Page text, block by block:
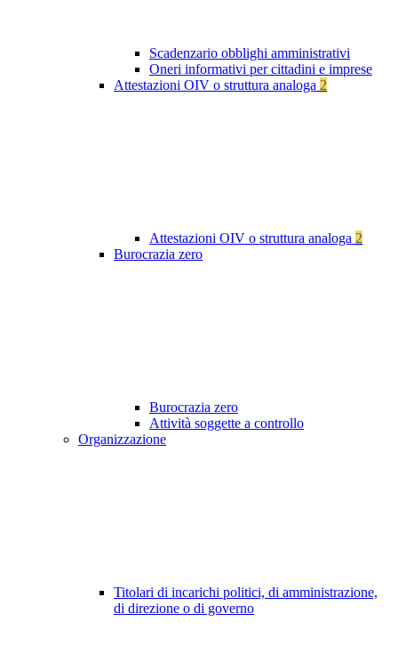
Scadenzario obblighi amministrativi
Oneri informativi per cittadini e imprese
Attestazioni OIV o struttura analoga 2
Attestazioni OIV o struttura analoga 2
Burocrazia zero
Burocrazia zero
Attività soggette a controllo
Organizzazione
Titolari di incarichi politici, di amministrazione,
di direzione o di governo